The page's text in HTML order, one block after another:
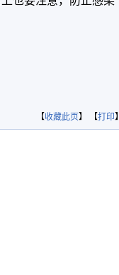
【收藏此页】 【打印】